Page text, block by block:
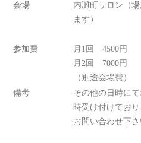
会場
内灘町サロン（
ます）
参加費
月1回 4500円
月2回 7000円
（別途会場費）
備考
その他の日時に
時受け付けており
お問い合わせ下さ